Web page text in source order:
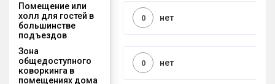
Помещение или
холл для гостей в
большинстве
подъездов
нет
0
Зона
общедоступного
коворкинга в
помещениях дома
нет
0